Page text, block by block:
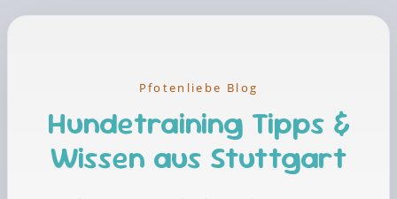
Pfotenliebe Blog
Hundetraining Tipps &
Wissen aus Stuttgart